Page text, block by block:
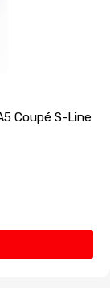
Coupé S-Line